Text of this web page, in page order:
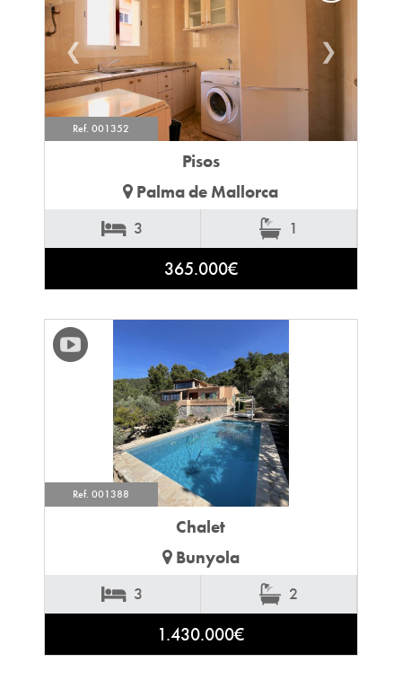
❮ ❯
Ref. 001352
Pisos
Palma de Mallorca
3 1
365.000€
Ref. 001388
Chalet
Bunyola
3 2
1.430.000€